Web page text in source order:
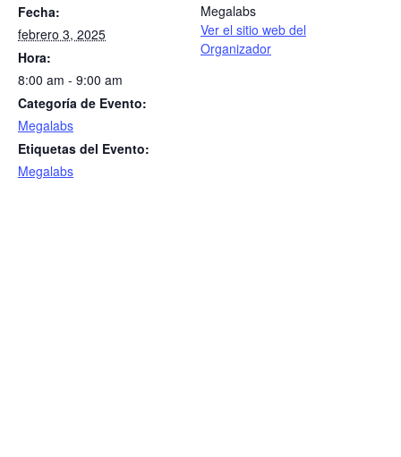
Fecha:
febrero 3, 2025
Hora:
8:00 am - 9:00 am
Categoría de Evento:
Megalabs
Etiquetas del Evento:
Megalabs
Megalabs
Ver el sitio web del
Organizador